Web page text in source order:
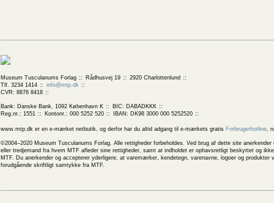
Museum Tusculanums Forlag Rådhusvej 19
2920 Charlottenlund
Tlf. 3234 1414
info@mtp.dk
CVR: 8876 8418
Bank: Danske Bank, 1092 København K
BIC: DABADKKK
Reg.nr.: 1551
Kontonr.: 000 5252 520 IBAN: DK98 3000 000 5252520
www.mtp.dk er en e-mærket netbutik, og derfor har du altid adgang til e-mærkets gratis Forbrugerhotline,
©2004–2020 Museum Tusculanums Forlag. Alle rettigheder forbeholdes. Ved brug af dette site
eller tredjemand fra hvem MTF afleder sine rettigheder, samt at indholdet er ophavsretligt beskyttet og
MTF. Du anerkender og accepterer yderligere, at varemærker, kendetegn, varenavne, logoer og
forudgående skriftligt samtykke fra MTF.